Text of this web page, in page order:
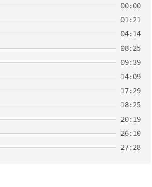
00:00
01:21
04:14
08:25
09:39
14:09
17:29
18:25
20:19
26:10
27:28